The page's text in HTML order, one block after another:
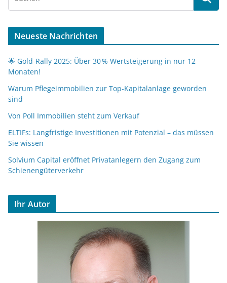
Neueste Nachrichten
🌟 Gold-Rally 2025: Über 30 % Wertsteigerung in nur 12
Monaten!
Warum Pflegeimmobilien zur Top-Kapitalanlage geworden
sind
Von Poll Immobilien steht zum Verkauf
ELTIFs: Langfristige Investitionen mit Potenzial – das müssen
Sie wissen
Solvium Capital eröffnet Privatanlegern den Zugang zum
Schienengüterverkehr
Ihr Autor